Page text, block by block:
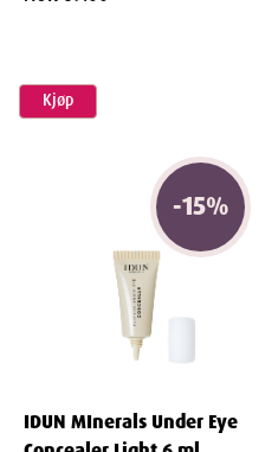
Kjøp
-15%
IDUN MInerals Under Eye